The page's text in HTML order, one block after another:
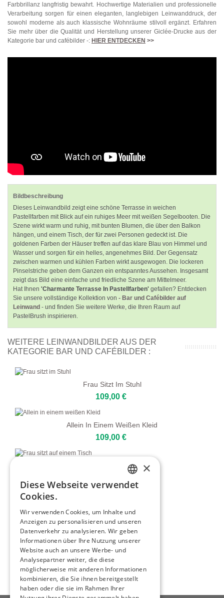
Farbbrillanz langfristig bewahrt. Hochwertige Materialien und professionelle
Verarbeitung sorgen für einen eleganten, langlebigen Leinwanddruck, der
sowohl moderne als auch klassische Wohnräume stilvoll ergänzt. Erfahren
Sie mehr über die Qualität und Herstellung unserer Giclée-Drucke aus der
Kategorie bar und cafébilder -: HIER ENTDECKEN >>
Bildbeschreibung
Dieses Leinwandbild zeigt eine schöne Terrasse in weichen
Pastellfarben mit Blick auf ein ruhiges Meer mit weißen Segelbooten. Die
Szene wirkt warm und ruhig, mit bunten Blumen, die über den Balkon
hängen, und einem Tisch, der für zwei Personen gedeckt ist. Die
goldenen Farben der Häuser treffen auf das klare Blau von Himmel und
Wasser und sorgen für ein helles, angenehmes Bild. Der Gegensatz
zwischen warmen und kühlen Farben wirkt ausgewogen. Die lockeren
Pinselstriche geben dem Ganzen ein entspanntes Aussehen. Insgesamt
zeigt das Bild eine einfache und friedliche Szene am Mittelmeer.
Hat Ihnen 'Charmante Terrasse In Pastellfarben' gefallen? Entdecken
Sie unsere vollständige Kollektion von - Bar und Cafébilder auf
Leinwand - und finden Sie weitere Werke, die Ihren Raum auf
PastelBrush inspirieren.
WEITERE LEINWANDBILDER AUS DER
KATEGORIE BAR UND CAFÉBILDER :
Frau Sitzt Im Stuhl
109,00 €
Allein In Einem Weißen Kleid
109,00 €
Frau Sitzt Auf Einem Tisch
109,00 €
Kaffee Und Stille
109,00 €
ENGLISH
GERMAN
FRENCH
×
Diese Webseite verwendet
Cookies.
Wir verwenden Cookies, um Inhalte und
Anzeigen zu personalisieren und unseren
Datenverkehr zu analysieren. Wir geben
Informationen über Ihre Nutzung unserer
Website auch an unsere Werbe- und
Analysepartner weiter, die diese
möglicherweise mit anderen Informationen
kombinieren, die Sie ihnen bereitgestellt
haben oder die sie im Rahmen Ihrer